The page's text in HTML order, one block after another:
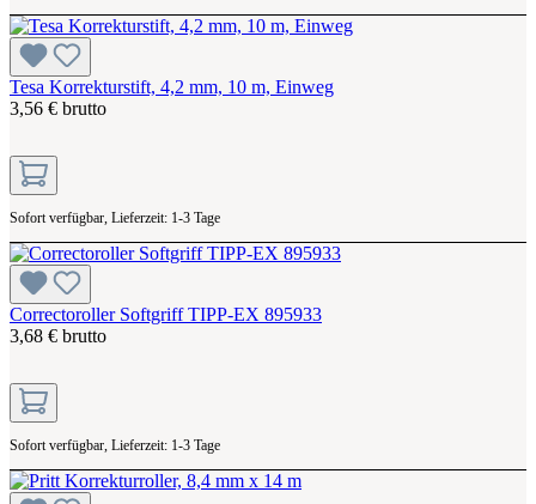
Tesa Korrekturstift, 4,2 mm, 10 m, Einweg
3,56 € brutto
Sofort verfügbar, Lieferzeit: 1-3 Tage
Correctoroller Softgriff TIPP-EX 895933
3,68 € brutto
Sofort verfügbar, Lieferzeit: 1-3 Tage